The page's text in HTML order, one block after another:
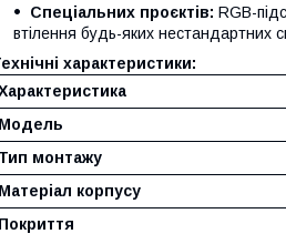
Спеціальних проєктів: RGB-
втілення будь-яких нестандартних
характеристики:
монтажу
корпусу